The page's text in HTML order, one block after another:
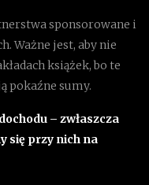
sponsorowane i
Ważne jest, aby nie
książek, bo te
pokaźne sumy.
– zwłaszcza
się przy nich na